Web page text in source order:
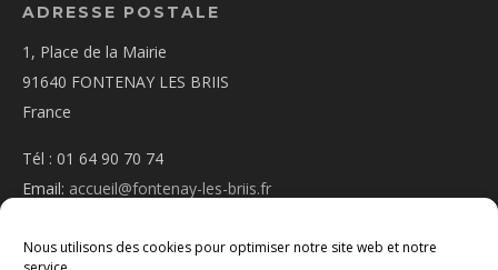
Nous utilisons des cookies pour optimiser notre site web et notre
ADRESSE POSTALE
1, Place de la Mairie
91640 FONTENAY LES BRIIS
France
Tél : 01 64 90 70 74
Email: accueil@fontenay-les-briis.fr